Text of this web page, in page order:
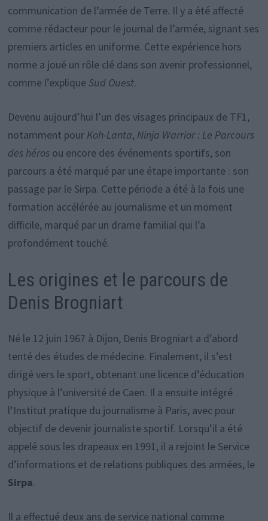
communication de l’armée de Terre. Il y a été affecté
comme rédacteur pour le journal de l’armée, signant ses
premiers articles en uniforme. Cette expérience hors
norme a joué un rôle clé dans son avenir professionnel,
comme l’explique Sud Ouest.
Devenu aujourd’hui l’un des visages principaux de TF1,
notamment pour Koh-Lanta, Ninja Warrior : Le Parcours
des héros ou encore des événements sportifs, son
parcours a été marqué par une étape importante : son
passage par le Sirpa. Cette période a été à la fois une
formation accélérée au journalisme et un moment
difficile, marqué par un drame familial qui l’a
profondément touché.
Les origines et le parcours de
Denis Brogniart
Né le 12 juin 1967 à Dijon, Denis Brogniart a d’abord
tenté des études de médecine. Finalement, il s’est
dirigé vers le sport, obtenant une licence d’éducation
physique à l’université de Caen. Il a ensuite intégré
l’Institut pratique du journalisme à Paris, avec pour
objectif de devenir journaliste sportif. Lorsqu’il a été
appelé sous les drapeaux en 1991, il a rejoint le Service
d’informations et de relations publiques des armées, le
Sirpa.
Il a effectué deux ans de service national comme